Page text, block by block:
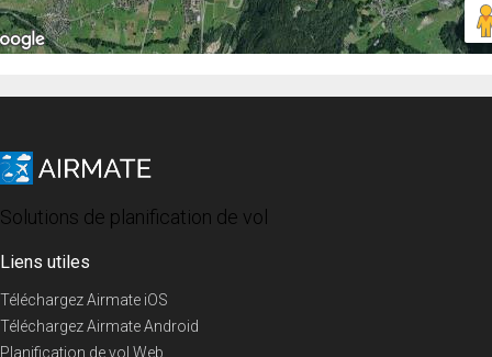
Solutions de planification de vol
Liens utiles
Téléchargez Airmate iOS
Téléchargez Airmate Android
Planification de vol Web